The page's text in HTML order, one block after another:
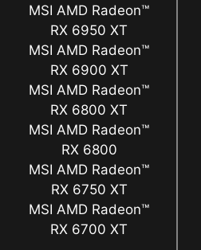
MSI AMD Radeon™
RX 6950 XT
MSI AMD Radeon™
RX 6900 XT
MSI AMD Radeon™
RX 6800 XT
MSI AMD Radeon™
RX 6800
MSI AMD Radeon™
RX 6750 XT
MSI AMD Radeon™
RX 6700 XT